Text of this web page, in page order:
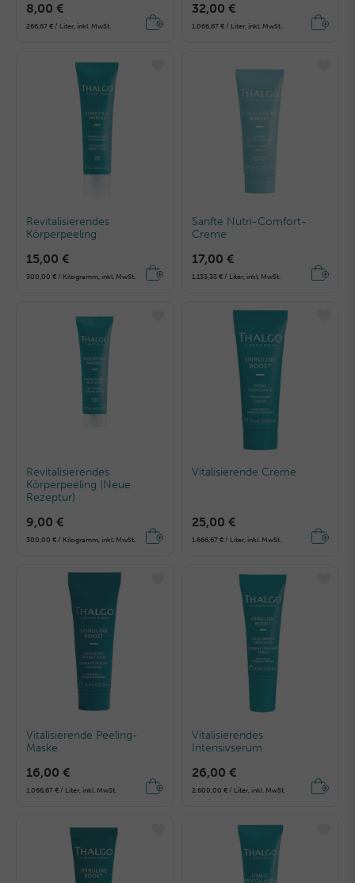
8,00 €
266,67 € / Liter, inkl. MwSt.
32,00 €
1.066,67 € / Liter, inkl. MwSt.
Revitalisierendes
Körperpeeling
15,00 €
300,00 € / Kilogramm, inkl. MwSt.
Sanfte Nutri-Comfort-
Creme
17,00 €
1.133,33 € / Liter, inkl. MwSt.
Revitalisierendes
Körperpeeling (Neue
Rezeptur)
9,00 €
300,00 € / Kilogramm, inkl. MwSt.
Vitalisierende Creme
25,00 €
1.666,67 € / Liter, inkl. MwSt.
Vitalisierende Peeling-
Maske
16,00 €
1.066,67 € / Liter, inkl. MwSt.
Vitalisierendes
Intensivserum
26,00 €
2.600,00 € / Liter, inkl. MwSt.